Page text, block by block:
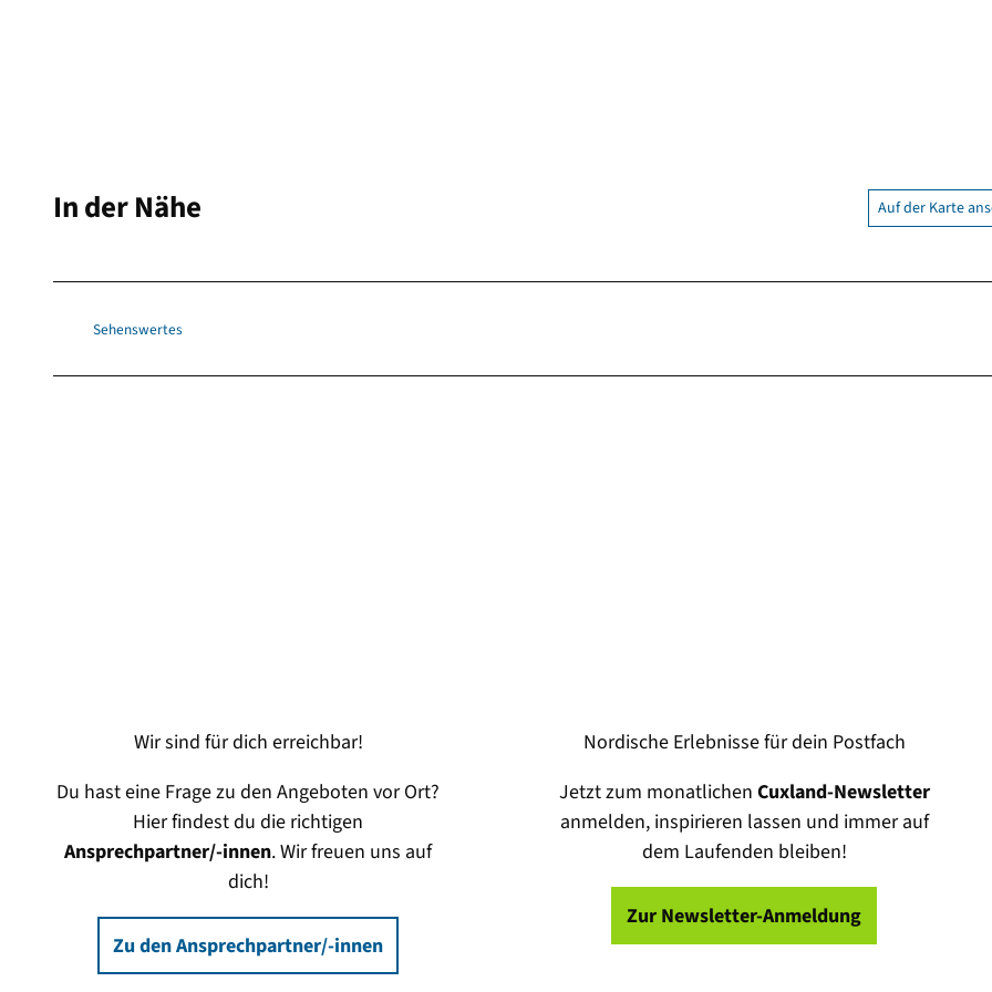
In der Nähe Auf der Karte
Sehenswertes
Wir sind für dich erreichbar!
Du hast eine Frage zu den Angeboten vor Ort?
Hier findest du die richtigen
Ansprechpartner/-innen. Wir freuen uns auf
dich!
Zu den Ansprechpartner/-innen
Nordische Erlebnisse für dein Postfach
Jetzt zum monatlichen Cuxland-Newsletter
anmelden, inspirieren lassen und immer auf
dem Laufenden bleiben!
Zur Newsletter-Anmeldung